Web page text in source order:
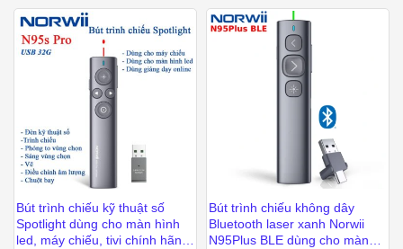
Bút trình chiếu kỹ thuật số
Spotlight dùng cho màn hình
led, máy chiếu, tivi chính hãng
Bút trình chiếu không dây
Bluetooth laser xanh Norwii
N95Plus BLE dùng cho màn